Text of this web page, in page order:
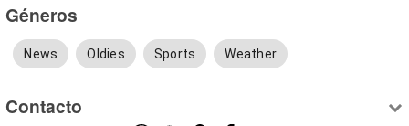
Géneros
News Oldies Sports Weather
Contacto